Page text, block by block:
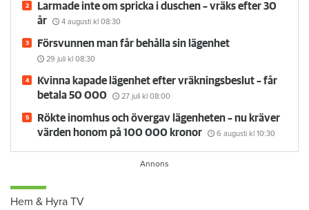
Larmade inte om spricka i duschen – vräks efter 30
år
4 augusti kl 08:30
Försvunnen man får behålla sin lägenhet
29 juli kl 08:30
Kvinna kapade lägenhet efter vräkningsbeslut – får
betala 50 000
27 juli kl 08:00
Rökte inomhus och övergav lägenheten – nu kräver
värden honom på 100 000 kronor
6 augusti kl 10:30
Hem & Hyra TV